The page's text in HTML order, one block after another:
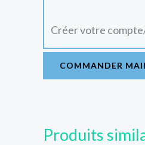
Créer votre
COMMANDER
Produits